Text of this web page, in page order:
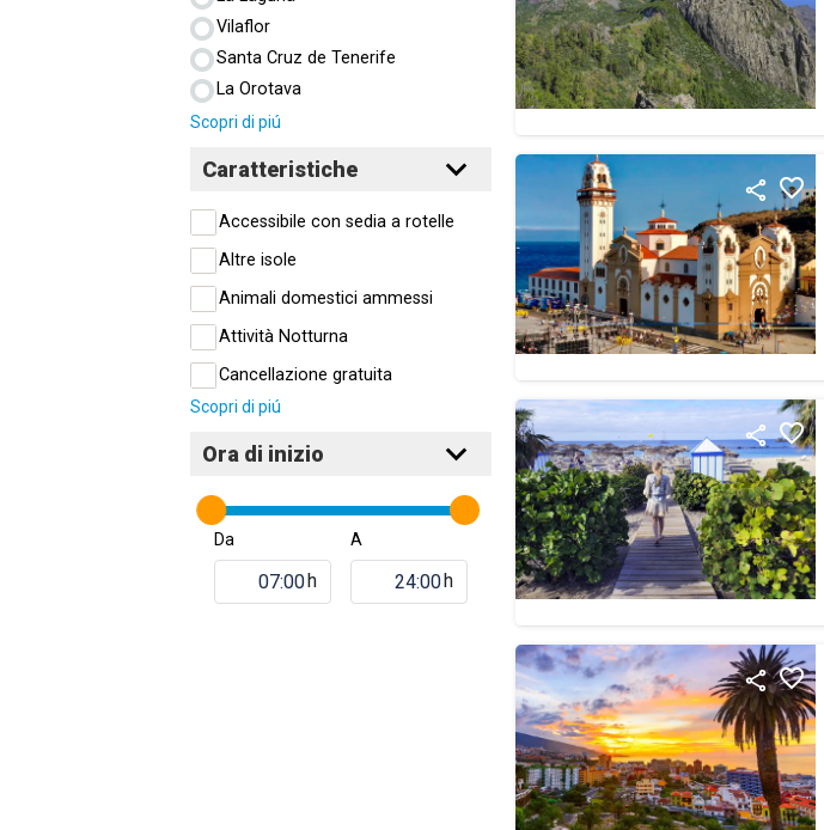
Vilaflor
Santa Cruz de Tenerife
La Orotava
Scopri di piú
Caratteristiche
Accessibile con sedia a rotelle
Altre isole
Animali domestici ammessi
Attività Notturna
Cancellazione gratuita
Scopri di piú
Ora di inizio
Da
h
A
h